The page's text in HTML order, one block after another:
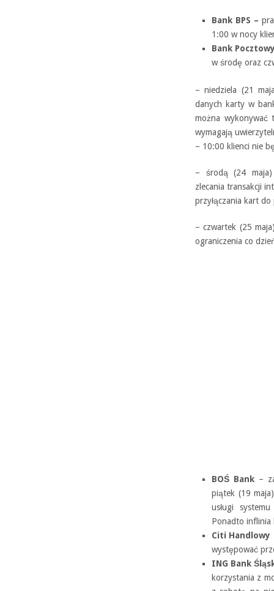
Bank BPS –
1:00 w nocy
Bank
w środę oraz
– niedziela (21
danych karty w
można wykonywać
wymagają
– 10:00 klienci nie
– środą (24
zlecania transakcji
przyłączania kart
– czwartek (25
ograniczenia co
BOŚ Bank–
piątek (19
usługi
Ponadto inflinia
Citi Handlowy
występować
ING Bank
korzystania z